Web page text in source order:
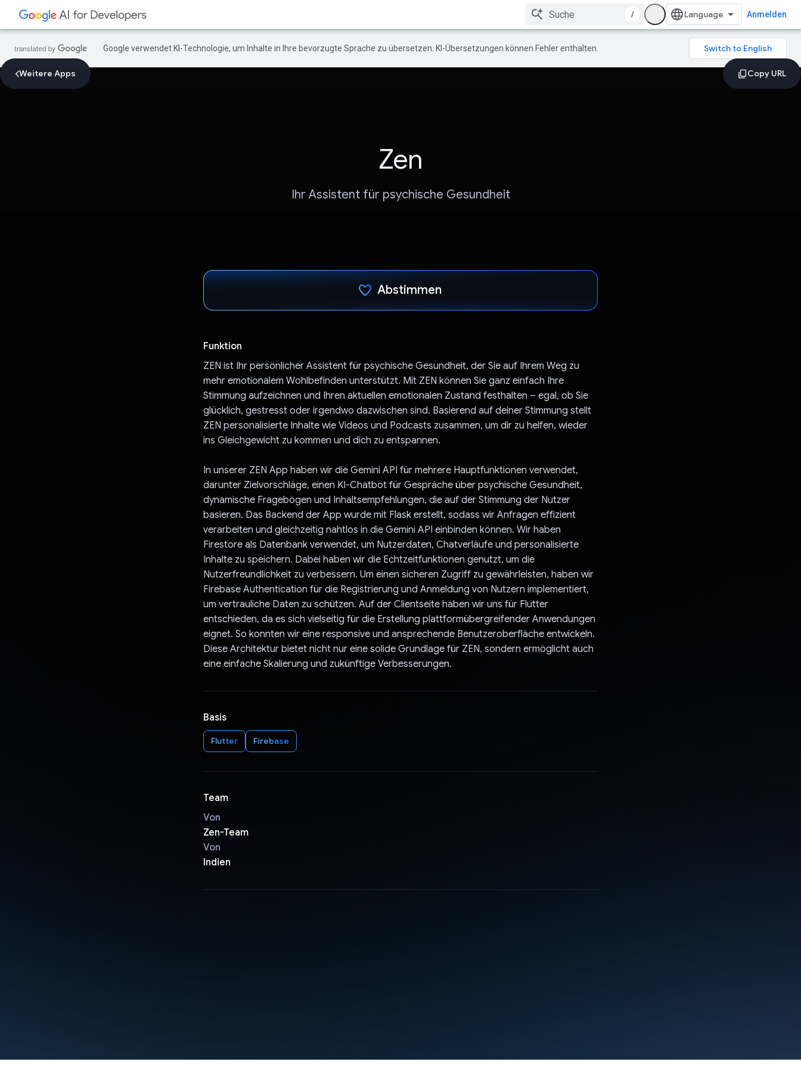
/ Anmelden
Google verwendet KI-Technologie, um Inhalte in Ihre bevorzugte Sprache zu übersetzen. KI-Übersetzungen können Fehler enthalten.
Weitere Apps
Zen
Ihr Assistent für psychische Gesundheit
Abstimmen
Funktion
ZEN ist Ihr persönlicher Assistent für psychische Gesundheit, der Sie auf Ihrem Weg zu
mehr emotionalem Wohlbefinden unterstützt. Mit ZEN können Sie ganz einfach Ihre
Stimmung aufzeichnen und Ihren aktuellen emotionalen Zustand festhalten – egal, ob Sie
glücklich, gestresst oder irgendwo dazwischen sind. Basierend auf deiner Stimmung stellt
ZEN personalisierte Inhalte wie Videos und Podcasts zusammen, um dir zu helfen, wieder
ins Gleichgewicht zu kommen und dich zu entspannen.
In unserer ZEN App haben wir die Gemini API für mehrere Hauptfunktionen verwendet,
darunter Zielvorschläge, einen KI-Chatbot für Gespräche über psychische Gesundheit,
dynamische Fragebögen und Inhaltsempfehlungen, die auf der Stimmung der Nutzer
basieren. Das Backend der App wurde mit Flask erstellt, sodass wir Anfragen effizient
verarbeiten und gleichzeitig nahtlos in die Gemini API einbinden können. Wir haben
Firestore als Datenbank verwendet, um Nutzerdaten, Chatverläufe und personalisierte
Inhalte zu speichern. Dabei haben wir die Echtzeitfunktionen genutzt, um die
Nutzerfreundlichkeit zu verbessern. Um einen sicheren Zugriff zu gewährleisten, haben wir
Firebase Authentication für die Registrierung und Anmeldung von Nutzern implementiert,
um vertrauliche Daten zu schützen. Auf der Clientseite haben wir uns für Flutter
entschieden, da es sich vielseitig für die Erstellung plattformübergreifender Anwendungen
eignet. So konnten wir eine responsive und ansprechende Benutzeroberfläche entwickeln.
Diese Architektur bietet nicht nur eine solide Grundlage für ZEN, sondern ermöglicht auch
eine einfache Skalierung und zukünftige Verbesserungen.
Basis
Flutter Firebase
Team
Von
Zen-Team
Von
Indien